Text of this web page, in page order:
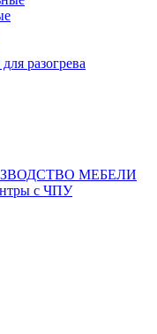
разогрева
МЕБЕЛИ
с ЧПУ